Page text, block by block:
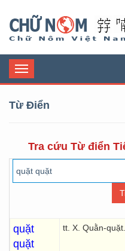
Toggle
navigation
Từ Điển
Tra cứu Từ điển
quặt
quặt
tt. X. Quằn-quặt.